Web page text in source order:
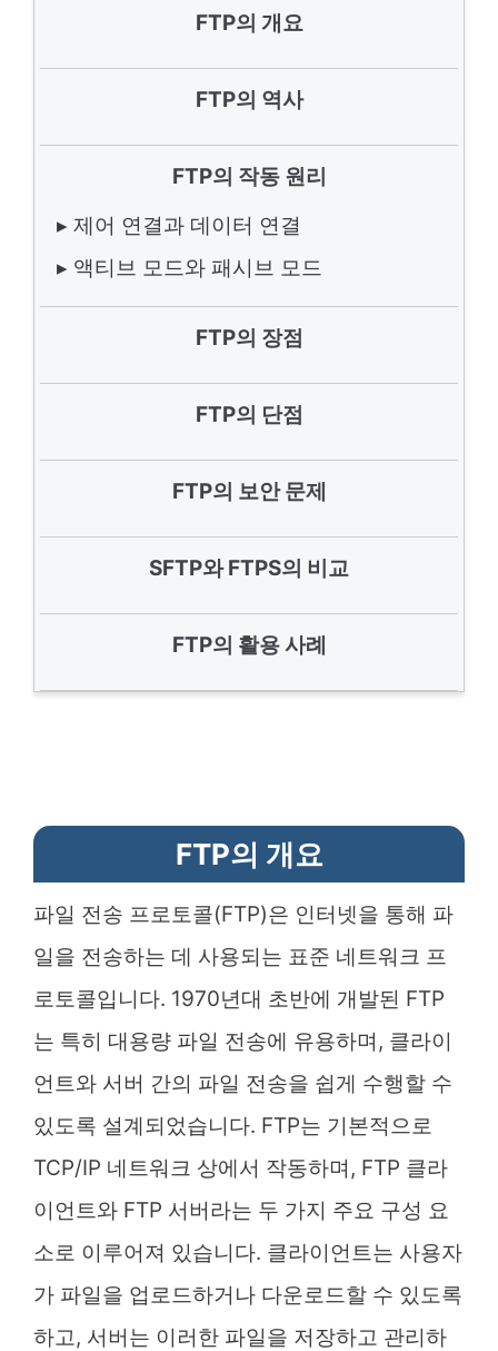
FTP의 개요
FTP의 역사
FTP의 작동 원리
▸ 제어 연결과 데이터 연결
▸ 액티브 모드와 패시브 모드
FTP의 장점
FTP의 단점
FTP의 보안 문제
SFTP와 FTPS의 비교
FTP의 활용 사례
FTP의 개요
파일 전송 프로토콜(FTP)은 인터넷을 통해 파
일을 전송하는 데 사용되는 표준 네트워크 프
로토콜입니다. 1970년대 초반에 개발된 FTP
는 특히 대용량 파일 전송에 유용하며, 클라이
언트와 서버 간의 파일 전송을 쉽게 수행할 수
있도록 설계되었습니다. FTP는 기본적으로
TCP/IP 네트워크 상에서 작동하며, FTP 클라
이언트와 FTP 서버라는 두 가지 주요 구성 요
소로 이루어져 있습니다. 클라이언트는 사용자
가 파일을 업로드하거나 다운로드할 수 있도록
하고, 서버는 이러한 파일을 저장하고 관리하